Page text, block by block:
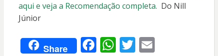
aqui e veja a Recomendação completa. Do Nill
Júnior
Share F W T E